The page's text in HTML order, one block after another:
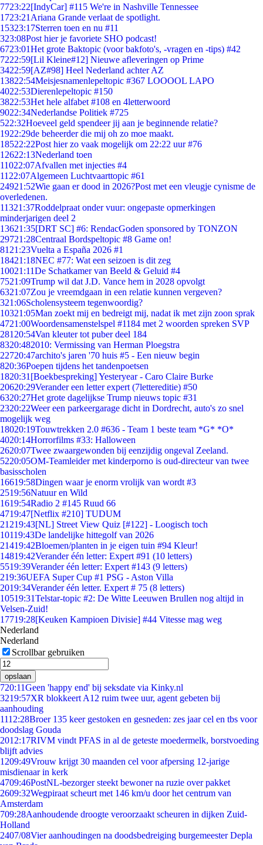
7723:22[IndyCar] #115 We're in Nashville Tennessee
1723:21 Ariana Grande verlaat de spotlight.
15323:17Sterren toen en nu #11
323:08Post hier je favoriete SHO podcast!
6723:01Het grote Baktopic (voor bakfoto's, -vragen en -tips) #42
7222:59[Lil Kleine#12] Nieuwe afleveringen op Prime
3422:59[AZ#98] Heel Nederland achter AZ
13822:54Meisjesnamenlepeltopic #367 LOOOOL LAPO
4022:53Dierenlepeltopic #150
3822:53Het hele alfabet #108 en 4letterwoord
9022:34Nederlandse Politiek #725
522:32Hoeveel geld spendeer jij aan je beginnende relatie?
1922:29de beheerder die mij oh zo moe maakt.
18522:22Post hier zo vaak mogelijk om 22:22 uur #76
12622:13Nederland toen
11022:07Afvallen met injecties #4
11 22:07Algemeen Luchtvaarttopic #61
24921:52Wie gaan er dood in 2026?Post met een vleugje cynisme de
overledenen.
11321:37Roddelpraat onder vuur: ongepaste opmerkingen
minderjarigen deel 2
13621:35[DRT SC] #6: RendacGoden sponsored by TONZON
29721:28Centraal Bordspeltopic #8 Game on!
81 21:23Vuelta a España 2026 #1
18421:18NEC #77: Wat een seizoen is dit zeg
10021:11De Schatkamer van Beeld & Geluid #4
7521:09Trump wil dat J.D. Vance hem in 2028 opvolgt
6321:07Zou je vreemdgaan in een relatie kunnen vergeven?
321:06Scholensysteem tegenwoordig?
10321:05Man zoekt mij en bedreigt mij, nadat ik met zijn zoon sprak
4721:00Woordensamenstelspel #1184 met 2 woorden spreken SVP
281 20:54Van kleuter tot puber deel 184
8320:482010: Vermissing van Herman Ploegstra
22720:47archito's jaren '70 huis #5 - Een nieuw begin
820:36Poepen tijdens het tandenpoetsen
1820:31 [Boekbespreking] Yesteryear - Caro Claire Burke
20620:29Verander een letter expert (7lettereditie) #50
6320:27Het grote dagelijkse Trump nieuws topic #31
2320:22Weer een parkeergarage dicht in Dordrecht, auto's zo snel
mogelijk weg
18020:19Touwtrekken 2.0 #636 - Team 1 beste team *G* *O*
4020:14Horrorfilms #33: Halloween
2620:07Twee zwaargewonden bij eenzijdig ongeval Zeeland.
5220:05OM-Teamleider met kinderporno is oud-directeur van twee
basisscholen
16619:58Dingen waar je enorm vrolijk van wordt #3
2519:56Natuur en Wild
1619:54Radio 2 #145 Ruud 66
4719:47[Netflix #210] TUDUM
21219:43[NL] Street View Quiz [#122] - Loogisch toch
10119:43De landelijke hittegolf van 2026
21419:42Bloemen/planten in je eigen tuin #94 Kleur!
14819:42Verander één letter: Expert #91 (10 letters)
5519:39Verander één letter: Expert #143 (9 letters)
219:36UEFA Super Cup #1 PSG - Aston Villa
2019:34Verander één letter. Expert # 75 (8 letters)
10519:31Telstar-topic #2: De Witte Leeuwen Brullen nog altijd in
Velsen-Zuid!
17719:28[Keuken Kampioen Divisie] #44 Vitesse mag weg
Nederland
Nederland
Scrollbar gebruiken
opslaan
720:11Geen 'happy end' bij seksdate via Kinky.nl
3219:57XR blokkeert A12 ruim twee uur, agent gebeten bij
aanhouding
1112:28Broer 135 keer gestoken en gesneden: zes jaar cel en tbs voor
doodslag Gouda
2012:17RIVM vindt PFAS in al de geteste moedermelk, borstvoeding
blijft advies
1209:49Vrouw krijgt 30 maanden cel voor afpersing 12-jarige
misdienaar in kerk
4709:46PostNL-bezorger steekt bewoner na ruzie over pakket
2609:32Wegpiraat scheurt met 146 km/u door het centrum van
Amsterdam
709:28Aanhoudende droogte veroorzaakt scheuren in dijken Zuid-
Holland
2407/08Vier aanhoudingen na doodsbedreiging burgemeester Depla